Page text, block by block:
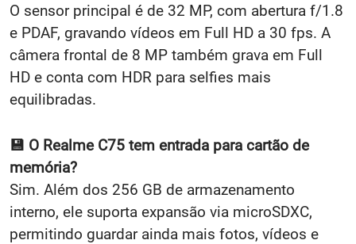
O sensor principal é de 32 MP, com abertura f/1.8
e PDAF, gravando vídeos em Full HD a 30 fps. A
câmera frontal de 8 MP também grava em Full
HD e conta com HDR para selfies mais
equilibradas.
💾 O Realme C75 tem entrada para cartão de
memória?
Sim. Além dos 256 GB de armazenamento
interno, ele suporta expansão via microSDXC,
permitindo guardar ainda mais fotos, vídeos e